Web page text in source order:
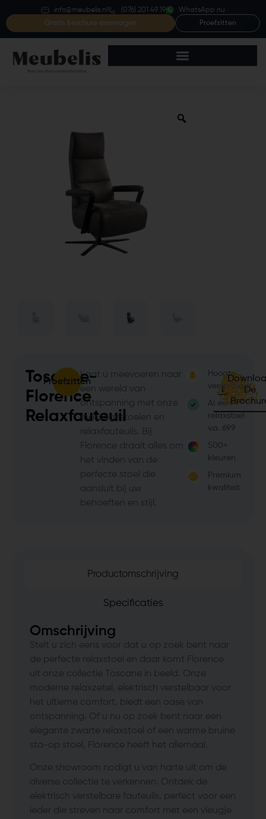
info@meubelis.nl (076) 201 49 19
WhatsApp nu
Gratis brochure aanvragen
Proefzitten
Toscane-
Florence
Relaxfauteuil
Proefzitten
Laat u meevoeren naar
een wereld van
ontspanning met onze
massagestoelen en
relaxfauteuils. Bij
Florence draait alles om
het vinden van de
perfecte stoel die
aansluit bij uw
behoeften en stijl.
Hoogte
verstelbaar
Al een
relaxstoel
v.a. 699
500+
kleuren
Premium
kwaliteit
De
Productomschrijving
Specificaties
Omschrijving
Stelt u zich eens voor dat u op zoek bent naar
de perfecte relaxstoel en daar komt Florence
uit onze collectie Toscane in beeld. Onze
moderne relaxzetel, elektrisch verstelbaar voor
het ultieme comfort, biedt een oase van
ontspanning. Of u nu op zoek bent naar een
elegante zwarte relaxstoel of een warme bruine
sta-op stoel, Florence heeft het allemaal.
Onze showroom nodigt u van harte uit om de
diverse collectie te verkennen. Ontdek de
elektrisch verstelbare fauteuils, perfect voor een
ieder die streven naar comfort met een vleugje